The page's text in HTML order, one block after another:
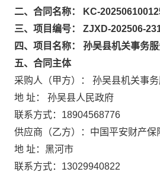
二、合同名称： KC-
三、项目编号： ZJXD-202506-
四、项目名称： 孙吴县机关事务
五、合同主体
采购人（甲方）： 孙吴县机关事
地 址： 孙吴县人民政府
联系方式：18904568776
供应商（乙方）：中国平安财产
地 址：黑河市
联系方式：13029940822